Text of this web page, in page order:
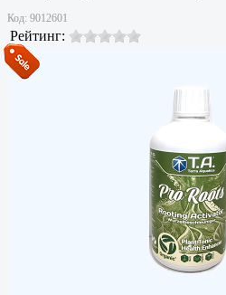
Код: 9012601
Рейтинг: